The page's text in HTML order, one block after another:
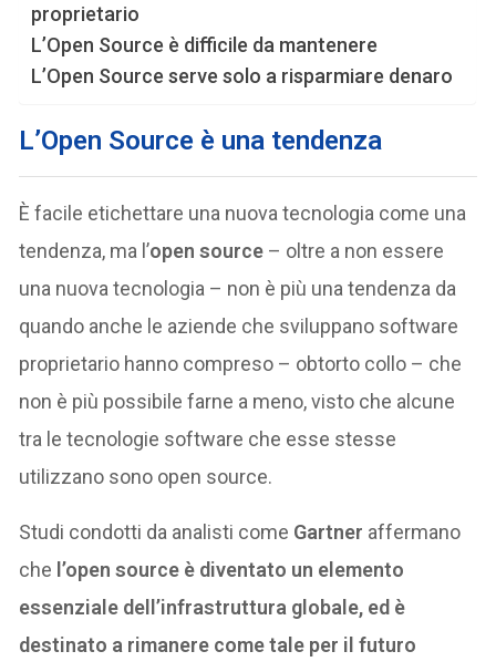
proprietario
L’Open Source è difficile da mantenere
L’Open Source serve solo a risparmiare denaro
L’Open Source è una tendenza
È facile etichettare una nuova tecnologia come una
tendenza, ma l’open source – oltre a non essere
una nuova tecnologia – non è più una tendenza da
quando anche le aziende che sviluppano software
proprietario hanno compreso – obtorto collo – che
non è più possibile farne a meno, visto che alcune
tra le tecnologie software che esse stesse
utilizzano sono open source.
Studi condotti da analisti come Gartner affermano
che l’open source è diventato un elemento
essenziale dell’infrastruttura globale, ed è
destinato a rimanere come tale per il futuro